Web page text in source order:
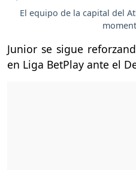
El equipo de la capital del
Junior se sigue
en Liga BetPlay ante el